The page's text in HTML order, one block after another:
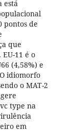
está
pontos de
que
11 é o
(4,58%) e
idiomorfo
o MAT-2
type na
em